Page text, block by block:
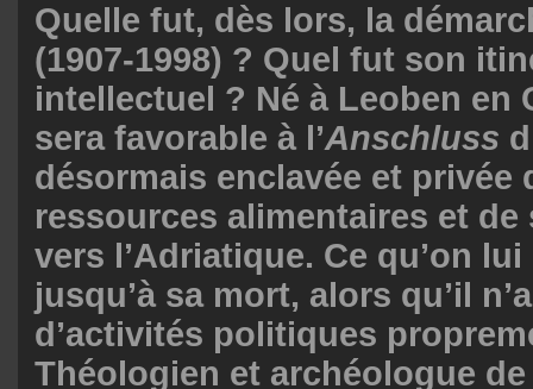
Quelle fut, dès lors, la
(1907-1998) ? Quel fut son
intellectuel ? Né à Leoben en
sera favorable à l’Anschluss
désormais enclavée et privée
ressources alimentaires et de
vers l’Adriatique. Ce qu’on
jusqu’à sa mort, alors qu’il
d’activités politiques
Théologien et archéologue